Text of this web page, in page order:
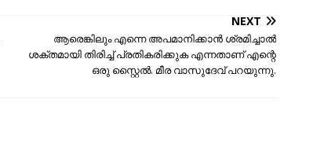
NEXT
ആരെങ്കിലും എന്നെ അപമാനിക്കാൻ ശ്രമിച്ചാൽ
ശക്തമായി തിരിച്ച് പ്രതികരിക്കുക എന്നതാണ് എന്റെ
ഒരു സ്റ്റൈല്‍. മീര വാസുദേവ് പറയുന്നു.